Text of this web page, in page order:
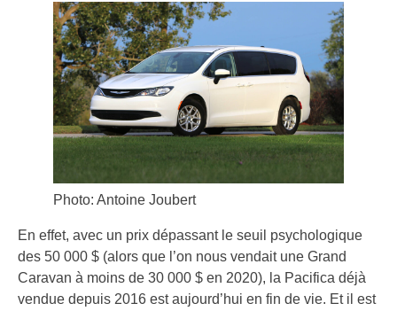
Photo: Antoine Joubert
En effet, avec un prix dépassant le seuil psychologique
des 50 000 $ (alors que l’on nous vendait une Grand
Caravan à moins de 30 000 $ en 2020), la Pacifica déjà
vendue depuis 2016 est aujourd’hui en fin de vie. Et il est